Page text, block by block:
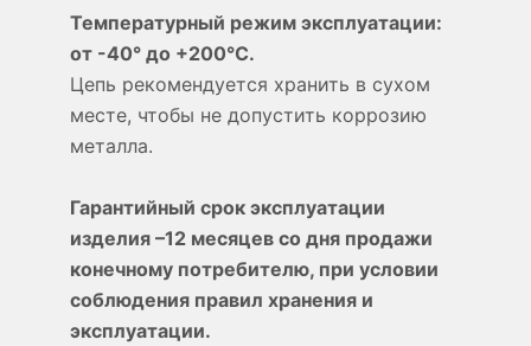
Температурный режим эксплуатации:
от -40° до +200°С.
Цепь рекомендуется хранить в сухом
месте, чтобы не допустить коррозию
металла.
Гарантийный срок эксплуатации
изделия –12 месяцев со дня продажи
конечному потребителю, при условии
соблюдения правил хранения и
эксплуатации.